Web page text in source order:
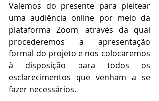
Valemos do presente para pleitear
uma audiência online por meio da
plataforma Zoom, através da qual
procederemos a apresentação
formal do projeto e nos colocaremos
à disposição para todos os
esclarecimentos que venham a se
fazer necessários.